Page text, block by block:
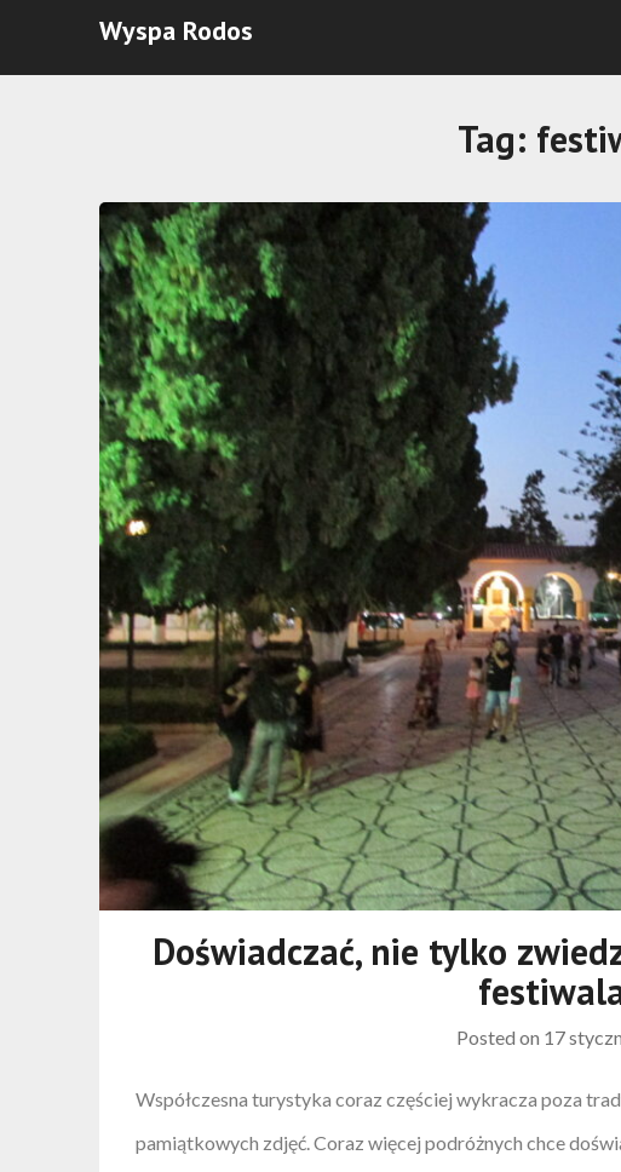
Wyspa Rodos
Tag:
Doświadczać, nie tylko
Posted on 17
Współczesna turystyka coraz częściej wykracza poza
pamiątkowych zdjęć. Coraz więcej podróżnych chce